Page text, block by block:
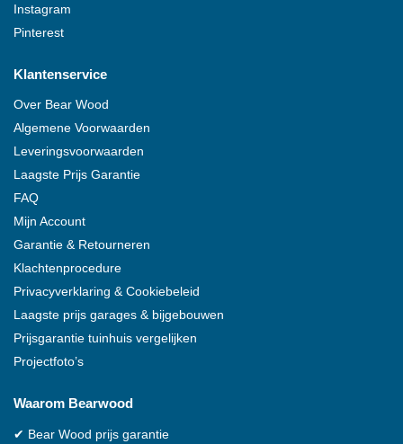
Instagram
Pinterest
Klantenservice
Over Bear Wood
Algemene Voorwaarden
Leveringsvoorwaarden
Laagste Prijs Garantie
FAQ
Mijn Account
Garantie & Retourneren
Klachtenprocedure
Privacyverklaring & Cookiebeleid
Laagste prijs garages & bijgebouwen
Prijsgarantie tuinhuis vergelijken
Projectfoto’s
Waarom Bearwood
✔ Bear Wood prijs garantie